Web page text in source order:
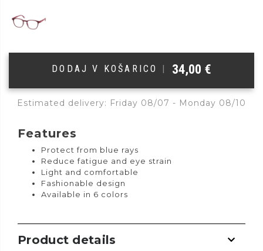
DODAJ V KOŠARICO 34,00 €
Estimated delivery: Friday 08/07 - Monday 08/10
Features
Protect from blue rays
Reduce fatigue and eye strain
Light and comfortable
Fashionable design
Available in 6 colors
Product details